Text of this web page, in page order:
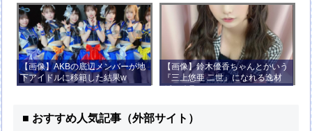
【画像】AKBの底辺メンバーが地
下アイドルに移籍した結果w
【画像】鈴木優香ちゃんとかいう
『三上悠亜 二世』になれる逸材
がコチラ
■ おすすめ人気記事（外部サイト）